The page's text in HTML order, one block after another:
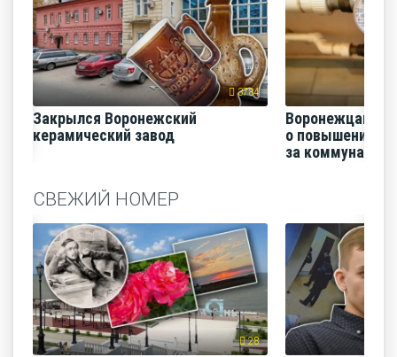
3784
Закрылся Воронежский
керамический завод
Воронежцам
о повышении
за
СВЕЖИЙ НОМЕР
28